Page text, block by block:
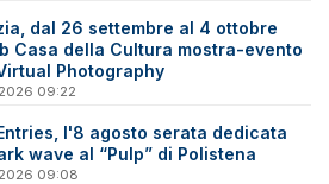
dal 26 settembre al 4 ottobre
Casa della Cultura mostra-evento
Photography
09:22
l'8 agosto serata dedicata
wave al “Pulp” di Polistena
09:08